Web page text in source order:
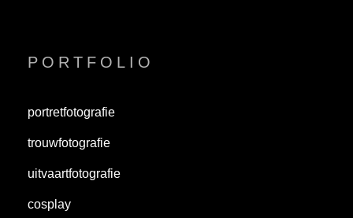
PORTFOLIO
portretfotografie
trouwfotografie
uitvaartfotografie
cosplay